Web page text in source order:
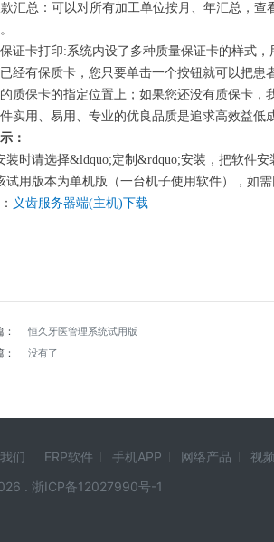
汇总：可以对所有加工单位按月、年汇总，
证卡打印:系统内设了多种质量保证卡的样式
经有保质卡，您只要单击一个按钮就可以把患
质保卡的指定位置上；如果您还没有质保卡，
实用、易用、专业的优良品质是追求高效益低
：
装时请选择&ldquo;定制&rdquo;安装，把软件安
试用版本为单机版（一台机子使用软件），如
义齿服务器端(主机)下载
恒久牙医管理系统试用版
没有了
们 ERP软件 手机APP 网络产品 视
. 浙ICP备12027990号-1